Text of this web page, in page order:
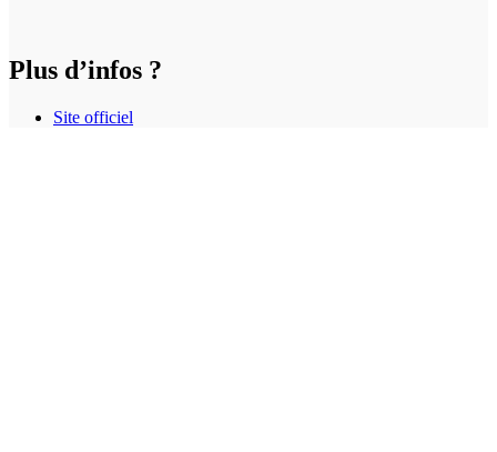
Plus d’infos ?
Site officiel